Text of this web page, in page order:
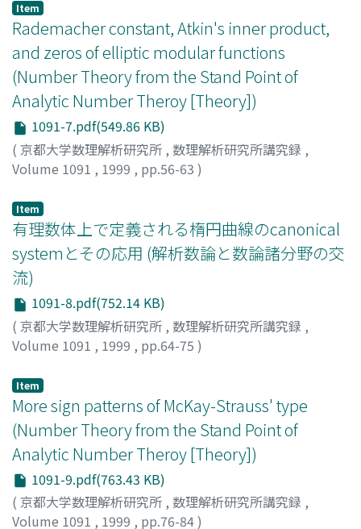
Item
Rademacher constant, Atkin's inner product,
and zeros of elliptic modular functions
(Number Theory from the Stand Point of
Analytic Number Theroy [Theory])
1091-7.pdf(549.86 KB)
( 京都大学数理解析研究所 , 数理解析研究所講究録 ,
Volume 1091 , 1999 , pp.56-63 )
Item
有理数体上で定義される楕円曲線のcanonical
systemとその応用 (解析数論と数論諸分野の交
流)
1091-8.pdf(752.14 KB)
( 京都大学数理解析研究所 , 数理解析研究所講究録 ,
Volume 1091 , 1999 , pp.64-75 )
Item
More sign patterns of McKay-Strauss' type
(Number Theory from the Stand Point of
Analytic Number Theroy [Theory])
1091-9.pdf(763.43 KB)
( 京都大学数理解析研究所 , 数理解析研究所講究録 ,
Volume 1091 , 1999 , pp.76-84)